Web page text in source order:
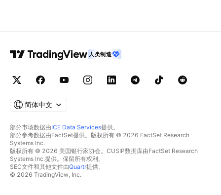
人类制造
简体中文
部分市场数据由ICE Data Services提供。
部分参考数据由FactSet提供。版权所有 © 2026 FactSet Research
Systems Inc.
版权所有 © 2026 美国银行家协会。CUSIP数据库由FactSet Research
Systems Inc.提供。保留所有权利。
SEC文件和其他文件由Quartr提供。
© 2026 TradingView, Inc.